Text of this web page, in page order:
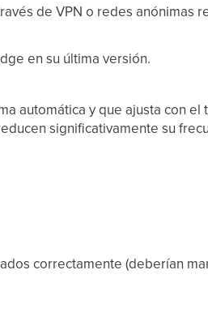
de VPN o redes anónimas
en su última versión.
automática y que ajusta con el
significativamente su
correctamente (deberían